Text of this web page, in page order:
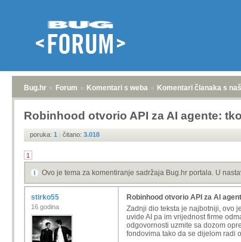
Bug.hr » Forum » Komentari s weba » Komentari članaka s
Robinhood otvorio API za AI agente:
poruka: 1 | čitano: 3.018
1
Ovo je tema za komentiranje sadržaja Bug.hr portala. U
stirko55
16 godina
Robinhood otvorio API za AI
Zadnji dio teksta je najbotniji, ovo
uvide AI pa im vrijednost firme
odgovornosti uzmite sa dozom
fondovima tako da se dijelom radi